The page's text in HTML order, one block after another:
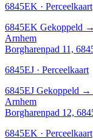
6845EK · Perceelkaart
6845EK Gekoppeld →
Arnhem
Borgharenpad 11,
6845EJ · Perceelkaart
6845EJ Gekoppeld →
Arnhem
Borgharenpad 12,
6845EK · Perceelkaart